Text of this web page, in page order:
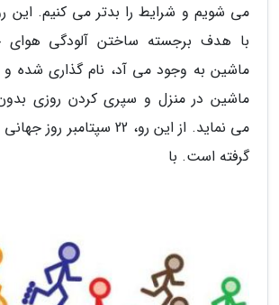
می شویم و شرایط را بدتر می کنیم. این
با هدف برجسته ساختن آلودگی هوای
ماشین به وجود می آد، نام گذاری شده و
ماشین در منزل و سپری کردن روزی
می نماید. از این رو، 22
گرفته است. با